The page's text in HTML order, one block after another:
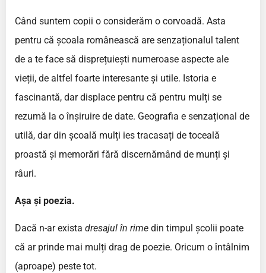
Când suntem copii o considerăm o corvoadă. Asta
pentru că școala românească are senzaționalul talent
de a te face să disprețuiești numeroase aspecte ale
vieții, de altfel foarte interesante și utile. Istoria e
fascinantă, dar displace pentru că pentru mulți se
rezumă la o înșiruire de date. Geografia e senzațional de
utilă, dar din școală mulți ies tracasați de toceală
proastă și memorări fără discernămând de munți și
râuri.
Așa și poezia.
Dacă n-ar exista dresajul în rime din timpul școlii poate
că ar prinde mai mulți drag de poezie. Oricum o întâlnim
(aproape) peste tot.